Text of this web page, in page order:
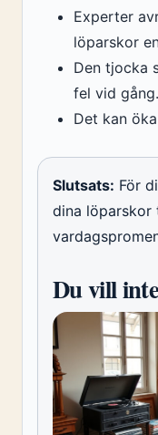
Experter
löparskor
Den tjocka
fel vid gång.
Det kan
Slutsats: För
dina löparskor
Du vill